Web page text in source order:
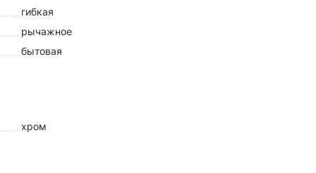
гибкая
рычажное
бытовая
хром